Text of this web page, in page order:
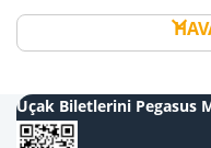
Uçak Biletlerini Pegasus
Al